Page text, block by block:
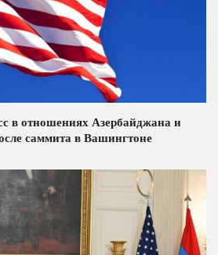
в отношениях Азербайджана и
саммита в Вашингтоне